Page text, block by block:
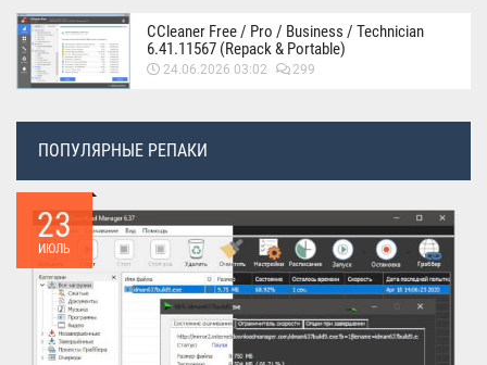
CCleaner Free / Pro / Business / Technician
6.41.11567 (Repack & Portable)
24.06.2026 03:02 299
ПОПУЛЯРНЫЕ РЕПАКИ
23
ИЮЛЬ